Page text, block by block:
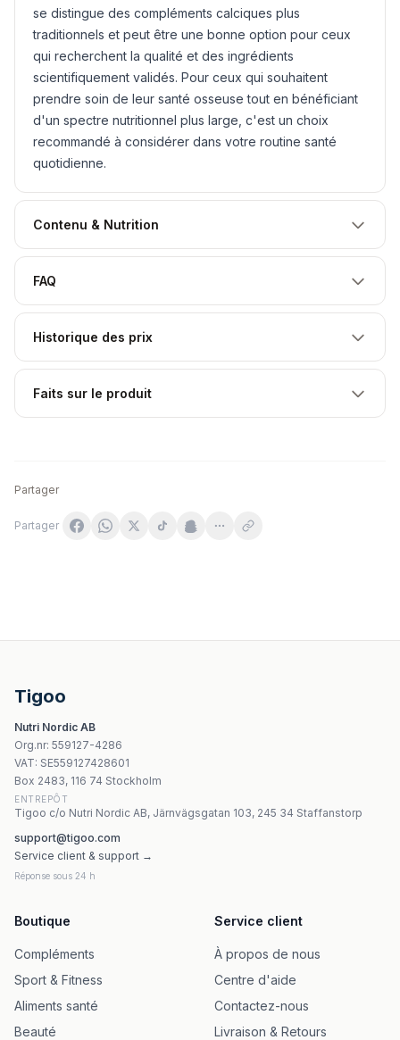
se distingue des compléments calciques plus
traditionnels et peut être une bonne option pour ceux
qui recherchent la qualité et des ingrédients
scientifiquement validés. Pour ceux qui souhaitent
prendre soin de leur santé osseuse tout en bénéficiant
d'un spectre nutritionnel plus large, c'est un choix
recommandé à considérer dans votre routine santé
quotidienne.
Contenu & Nutrition
FAQ
Historique des prix
Faits sur le produit
Partager
Partager
Kenay - Calcium Alpha-Ketoglutarate - 60 kapslar
Jutavit - Szerves Kalcium + D3-Vitamin 60 kapslar
Natural Factors Vitamin C Kalciumaskorbat - 90 Kapslar
Life Extension Calcium D-Glucarate 200mg 60
Tigoo
Nutri Nordic AB
Org.nr: 559127-4286
VAT: SE559127428601
Box 2483, 116 74 Stockholm
ENTREPÔT
Tigoo c/o Nutri Nordic AB, Järnvägsgatan 103, 245 34 Staffanstorp
support@tigoo.com
Service client & support →
Réponse sous 24 h
Boutique
Compléments
Sport & Fitness
Aliments santé
Beauté
Service client
À propos de nous
Centre d'aide
Contactez-nous
Livraison & Retours